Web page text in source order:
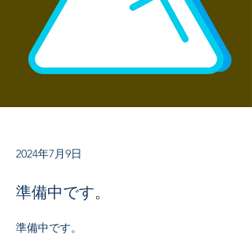
2024年7月9日
準備中です。
準備中です。